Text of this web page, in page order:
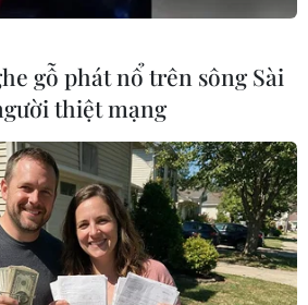
gỗ phát nổ trên sông Sài
thiệt mạng